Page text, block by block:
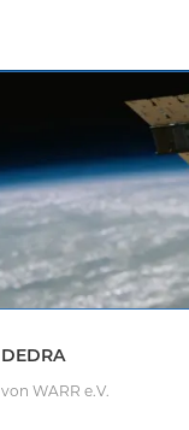
DEDRA
von WARR e.V.